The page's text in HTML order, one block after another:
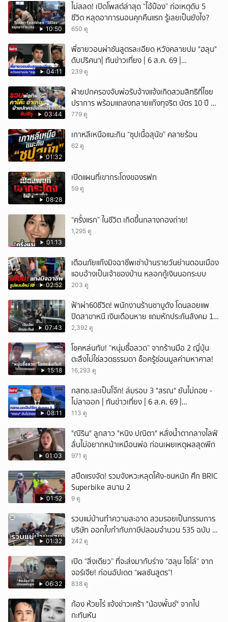
10:50
ไม่สลด! เปิดโพสต์ล่าสุด “ไอ้ป๋อง” ก่อเหตุดับ 5
ชีวิต หลุดอาการนอนคุกคืนแรก รู้เลยเป็นยังไง?
650 ดู
04:11
พี่ชายวอนผ่าชันสูตรละเอียด หวังคลายปม "ฮลุน"
ดับปริศนา| ทันข่าวเที่ยง | 6 ส.ค. 69 |
NationTV22
239 ดู
03:44
ฝ่ายปกครองจับพ่อรับจ้างแจ้งเกิดสวมสิทธิที่ไชย
ปราการ พร้อมแถลงทลายแก๊งทุจริต บัตร 10 ปี ที่
แม่สอด
779 ดู
01:32
เกาหลีเหนือแนะกิน “ซุปเนื้อสุนัข” คลายร้อน
62 ดู
08:28
เปิดแผนที่เขากระโดงของรฟท
59 ดู
01:13
“ครั้งแรก” ในชีวิต เกิดขึ้นกลางกองถ่าย!
1,295 ดู
02:52
เตือนภัยแก๊งมิจฉาชีพเช่าบ้านรายวันย่านดอนเมือง
แอบอ้างเป็นเจ้าของบ้าน หลอกกู้เงินนอกระบบ
203 ดู
07:43
ฟ้าผ่า60ชีวิต! พนักงานร้านชาบูดัง โดนลอยแพ
ปิดสาขาหนี เงินเดือนหาย แถมหักประกันสังคม 11
เดือนแต่ไม่ส่ง?
2,392 ดู
15:18
โชคหล่นทับ! “หนุ่มซื้อลวด” จากร้านมือ 2 ญี่ปุ่น
ตะลึงไม่ใช่ลวดธรรมดา ช็อครู้ซ่อนมูลค่ามหาศาล!
16,293 ดู
08:11
กสทช.เละเป็นโจ๊ก! ล่มรอบ 3 "สรณ" ยันไม่ถอย -
ไม่ลาออก | ทันข่าวเที่ยง | 6 ส.ค. 69 |
NationTV22
113 ดู
01:03
"ณิริน" ลูกสาว "หนิง ปณิตา" หลั่งน้ำตากลางไลฟ์
ลั่นไม่อยากหน้าเหมือนพ่อ ก่อนเผยเหตุผลสุดพีก
971 ดู
01:52
สปีดแรงจัด! รวมจังหวะหลุดโค้ง-ชนหนัก ศึก BRIC
Superbike สนาม 2
9 ดู
01:32
รวบแม่บ้านทำความสะอาด สวมรอยเป็นกรรมการ
บริษัท ออกใบกำกับภาษีปลอมจำนวน 535 ฉบับ รัฐ
เสียหายกว่า 129 ล้านบาท
242 ดู
06:32
เปิด “สิ่งเดียว” ที่จะส่งมากับร่าง “ฮลุน โซโล่” จาก
จอร์เจีย! ก่อนอัปเดต “ผลชันสูตร”!
838 ดู
ก้อง ห้วยไร่ แจ้งข่าวเศร้า "น้องพั้นช์" จากไป
กะทันหัน